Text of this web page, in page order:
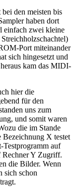
den meisten bis
haben dort
einfach zwei kleine
Port miteinander
sich hingesetzt und
kam das MIDI-
hier die
für den
uns zum
und somit waren
die im Stande
X testet
Testprogramm auf
Rechner Y Zugriff.
die Bilder. Wenn
sich schon